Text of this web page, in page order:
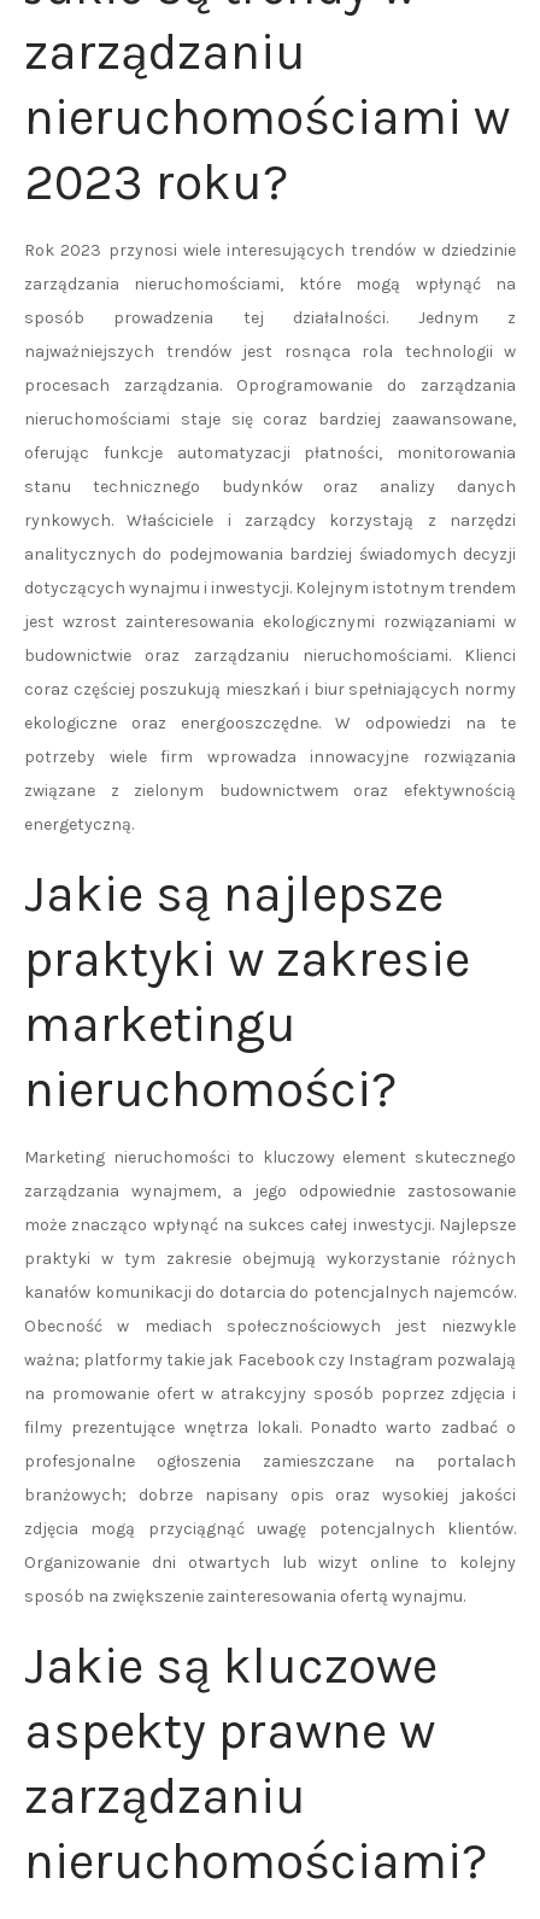
zarządzaniu
nieruchomościami w
2023 roku?
Rok 2023 przynosi wiele interesujących trendów w dziedzinie
zarządzania nieruchomościami, które mogą wpłynąć na
sposób prowadzenia tej działalności. Jednym z
najważniejszych trendów jest rosnąca rola technologii w
procesach zarządzania. Oprogramowanie do zarządzania
nieruchomościami staje się coraz bardziej zaawansowane,
oferując funkcje automatyzacji płatności, monitorowania
stanu technicznego budynków oraz analizy danych
rynkowych. Właściciele i zarządcy korzystają z narzędzi
analitycznych do podejmowania bardziej świadomych decyzji
dotyczących wynajmu i inwestycji. Kolejnym istotnym trendem
jest wzrost zainteresowania ekologicznymi rozwiązaniami w
budownictwie oraz zarządzaniu nieruchomościami. Klienci
coraz częściej poszukują mieszkań i biur spełniających normy
ekologiczne oraz energooszczędne. W odpowiedzi na te
potrzeby wiele firm wprowadza innowacyjne rozwiązania
związane z zielonym budownictwem oraz efektywnością
energetyczną.
Jakie są najlepsze
praktyki w zakresie
marketingu
nieruchomości?
Marketing nieruchomości to kluczowy element skutecznego
zarządzania wynajmem, a jego odpowiednie zastosowanie
może znacząco wpłynąć na sukces całej inwestycji. Najlepsze
praktyki w tym zakresie obejmują wykorzystanie różnych
kanałów komunikacji do dotarcia do potencjalnych najemców.
Obecność w mediach społecznościowych jest niezwykle
ważna; platformy takie jak Facebook czy Instagram pozwalają
na promowanie ofert w atrakcyjny sposób poprzez zdjęcia i
filmy prezentujące wnętrza lokali. Ponadto warto zadbać o
profesjonalne ogłoszenia zamieszczane na portalach
branżowych; dobrze napisany opis oraz wysokiej jakości
zdjęcia mogą przyciągnąć uwagę potencjalnych klientów.
Organizowanie dni otwartych lub wizyt online to kolejny
sposób na zwiększenie zainteresowania ofertą wynajmu.
Jakie są kluczowe
aspekty prawne w
zarządzaniu
nieruchomościami?